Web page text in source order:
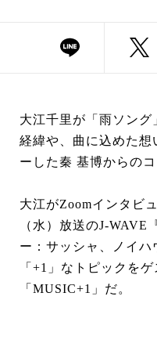
大江千里が「雨ソング
経緯や、曲に込めた
ーした秦 基博からの
大江がZoomインタビ
（水）放送のJ-WAVE
ー：サッシャ、ノイ
「+1」なトピックを
「MUSIC+1」だ。